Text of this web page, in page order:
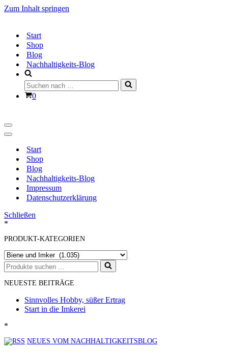
Zum Inhalt springen
Start
Shop
Blog
Nachhaltigkeits-Blog
Suchen
nach …
Warenkorb
0
Navigationsmenü
Navigationsmenü
Start
Shop
Blog
Nachhaltigkeits-Blog
Impressum
Datenschutzerklärung
Schließen
*
PRODUKT-KATEGORIEN
Suchen
nach …
NEUESTE BEITRÄGE
Sinnvolles Hobby, süßer Ertrag
Start in die Imkerei
*
NEUES VOM NACHHALTIGKEITSBLOG